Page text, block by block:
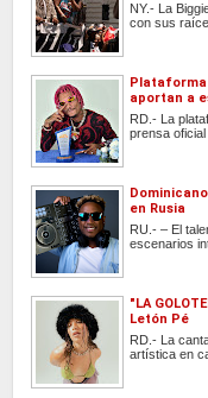
NY.- La
con sus
Plataforma
aportan a
RD.- La
prensa oficial
en Rusia
RU.- – El
escenarios
"LA
Letón Pé
RD.- La
artística en